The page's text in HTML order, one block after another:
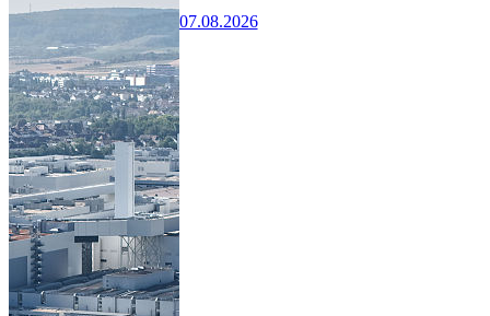
07.08.2026